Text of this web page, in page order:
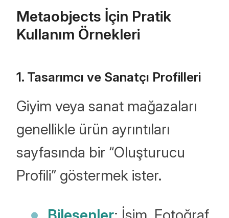
Metaobjects İçin Pratik
Kullanım Örnekleri
1. Tasarımcı ve Sanatçı Profilleri
Giyim veya sanat mağazaları
genellikle ürün ayrıntıları
sayfasında bir “Oluşturucu
Profili” göstermek ister.